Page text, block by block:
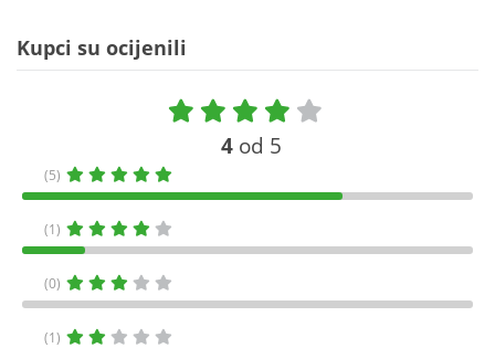
Kupci su ocijenili
4 od 5
(5)
(1)
(0)
(1)